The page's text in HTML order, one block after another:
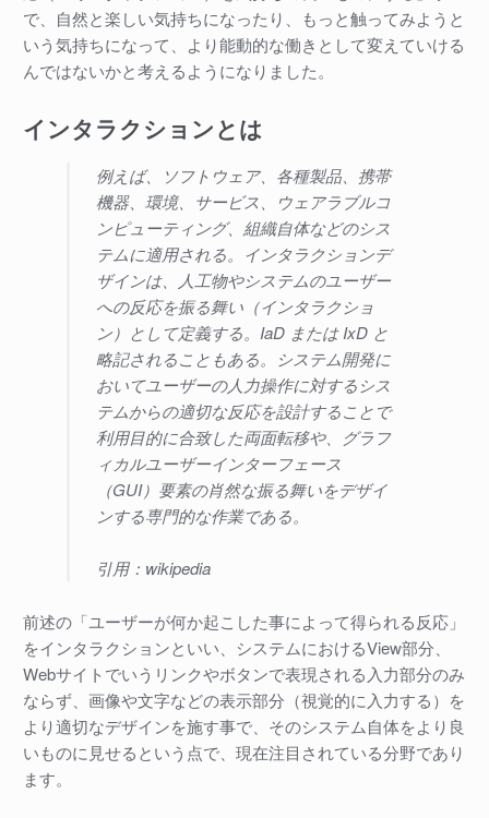
で、自然と楽しい気持ちになったり、もっと触ってみようと
いう気持ちになって、より能動的な働きとして変えていける
んではないかと考えるようになりました。
インタラクションとは
例えば、ソフトウェア、各種製品、携帯
機器、環境、サービス、ウェアラブルコ
ンピューティング、組織自体などのシス
テムに適用される。インタラクションデ
ザインは、人工物やシステムのユーザー
への反応を振る舞い（インタラクショ
ン）として定義する。IaD または IxD と
略記されることもある。システム開発に
おいてユーザーの人力操作に対するシス
テムからの適切な反応を設計することで
利用目的に合致した両面転移や、グラフ
ィカルユーザーインターフェース
（GUI）要素の肖然な振る舞いをデザイ
ンする専門的な作業である。
引用：wikipedia
前述の「ユーザーが何か起こした事によって得られる反応」
をインタラクションといい、システムにおけるView部分、
Webサイトでいうリンクやボタンで表現される入力部分のみ
ならず、画像や文字などの表示部分（視覚的に入力する）を
より適切なデザインを施す事で、そのシステム自体をより良
いものに見せるという点で、現在注目されている分野であり
ます。